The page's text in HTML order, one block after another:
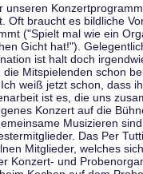
unseren
Oft braucht es bildliche
("Spielt mal wie ein
Gicht hat!").
ist halt doch
die Mitspielenden schon
weiß jetzt schon, dass
ist es, die uns
Konzert auf die
Musizieren
Das Per
Mitglieder, welches
Konzert- und